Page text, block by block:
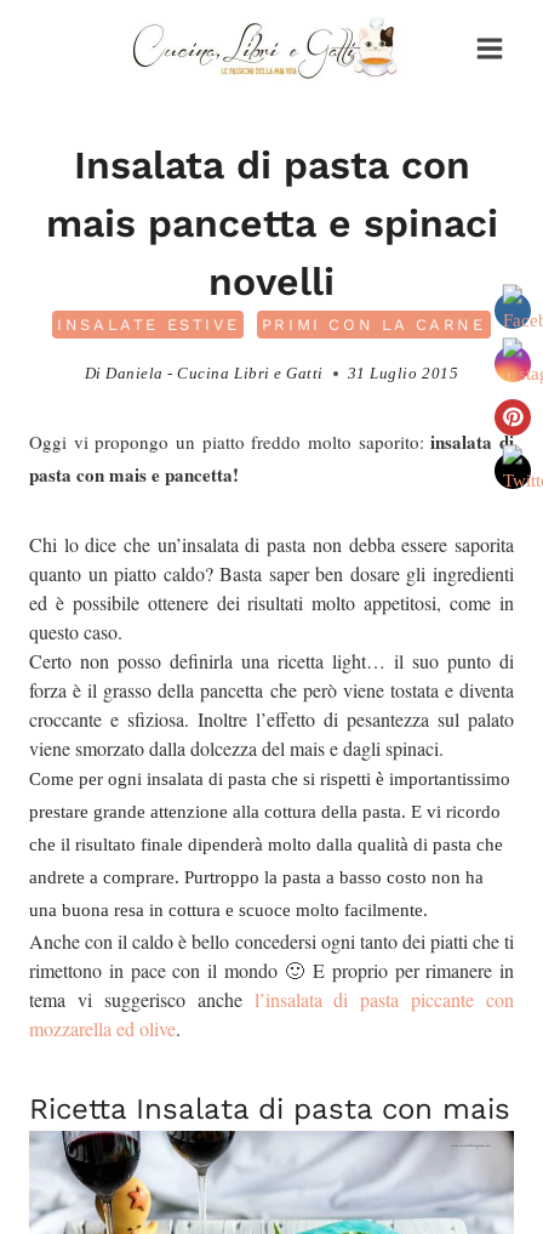
Insalata di pasta con
mais pancetta e spinaci
novelli
INSALATE ESTIVE PRIMI CON LA CARNE
Di Daniela - Cucina Libri e Gatti 31 Luglio 2015
Oggi vi propongo un piatto freddo molto saporito:insalata di
pasta con mais e pancetta!
Chi lo dice che un’insalata di pasta non debba essere saporita
quanto un piatto caldo? Basta saper ben dosare gli ingredienti
ed è possibile ottenere dei risultati molto appetitosi, come in
questo caso.
Certo non posso definirla una ricetta light… il suo punto di
forza è il grasso della pancetta che però viene tostata e diventa
croccante e sfiziosa. Inoltre l’effetto di pesantezza sul palato
viene smorzato dalla dolcezza del mais e dagli spinaci.
Come per ogni insalata di pasta che si rispetti è importantissimo
prestare grande attenzione alla cottura della pasta. E vi ricordo
che il risultato finale dipenderà molto dalla qualità di pasta che
andrete a comprare. Purtroppo la pasta a basso costo non ha
una buona resa in cottura e scuoce molto facilmente.
Anche con il caldo è bello concedersi ogni tanto dei piatti che ti
rimettono in pace con il mondo 🙂 E proprio per rimanere in
tema vi suggerisco anche l’insalata di pasta piccante con
mozzarella ed olive.
Ricetta Insalata di pasta con mais